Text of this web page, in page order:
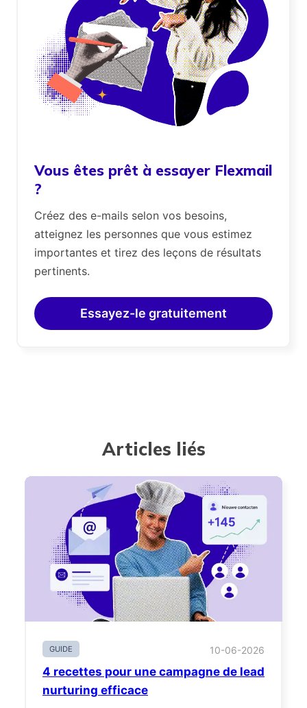
Vous êtes prêt à essayer Flexmail
?
Créez des e-mails selon vos besoins,
atteignez les personnes que vous estimez
importantes et tirez des leçons de résultats
pertinents.
Essayez-le gratuitement
Articles liés
GUIDE 10-06-2026
4 recettes pour une campagne de lead
nurturing efficace